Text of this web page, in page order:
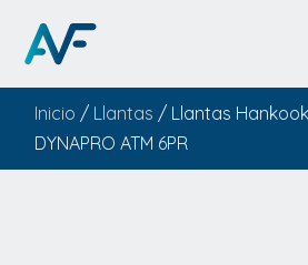
Inicio / Llantas / Llantas Hankook
DYNAPRO ATM 6PR